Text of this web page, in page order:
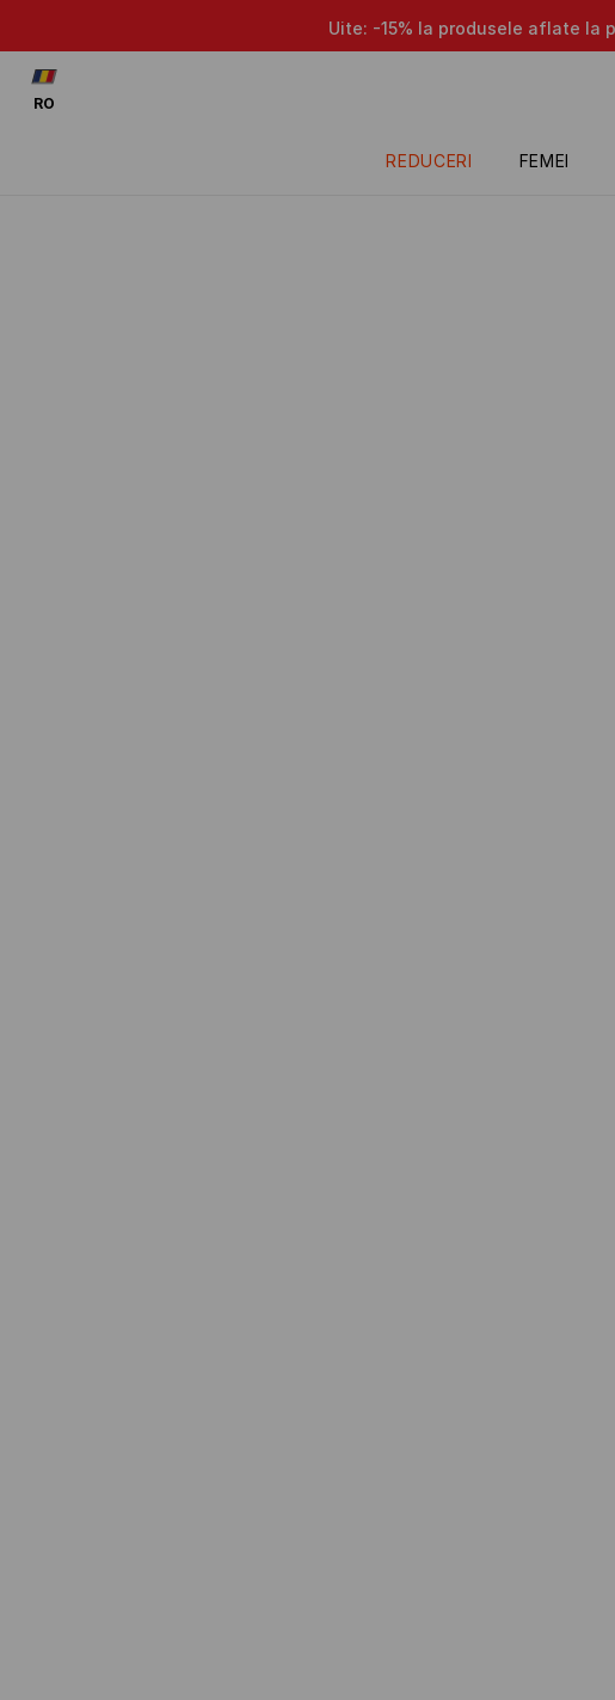
Uite: -15% la produsele aflate la
REDUCERI FEMEI
RO